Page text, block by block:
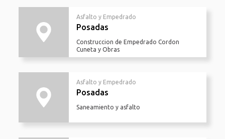
Asfalto y Empedrado
Posadas
Construccion de Empedrado Cordon
Cuneta y Obras
Asfalto y Empedrado
Posadas
Saneamiento y asfalto